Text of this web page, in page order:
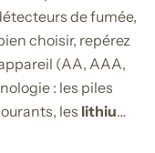
de fumée,
choisir, repérez
(AA, AAA,
: les piles
les lithium
mieux le froid et